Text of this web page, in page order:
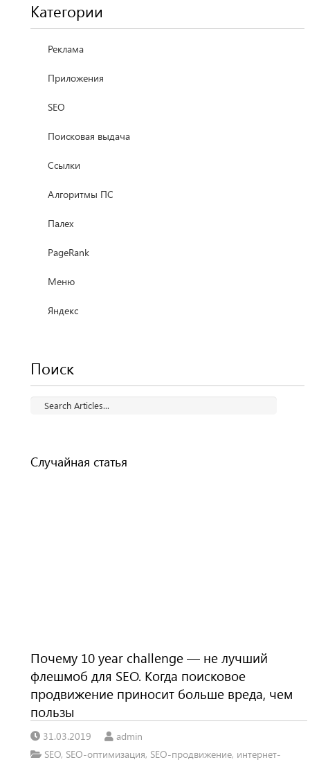
Категории
Реклама
Приложения
SEO
Поисковая выдача
Ссылки
Алгоритмы ПС
Палех
PageRank
Меню
Яндекс
Поиск
Случайная статья
Почему 10 year challenge — не лучший
флешмоб для SEO. Когда поисковое
продвижение приносит больше вреда, чем
пользы
31.03.2019
admin
SEO, SEO-оптимизация, SEO-продвижение, интернет-